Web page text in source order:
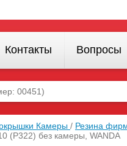
Контакты Вопросы
Камеры / Резина
(Р322) без камеры, WANDA